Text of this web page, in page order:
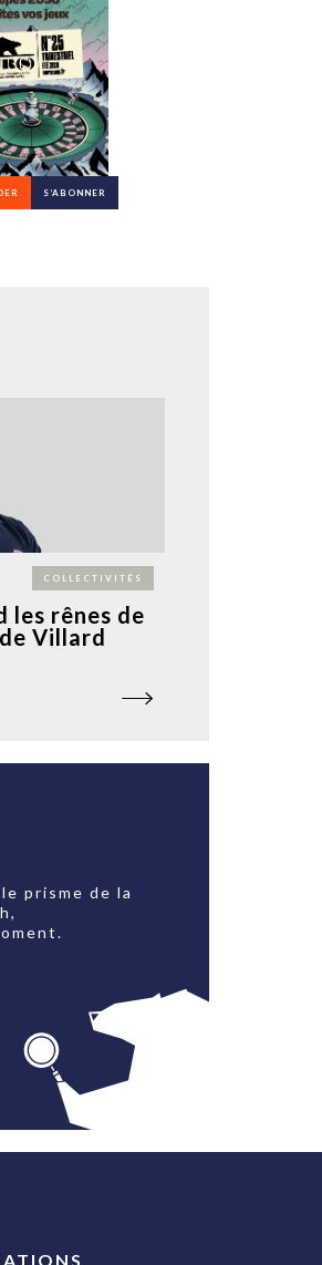
S’ABONNER
COLLECTIVITÉS
les rênes de
Villard
prisme de la